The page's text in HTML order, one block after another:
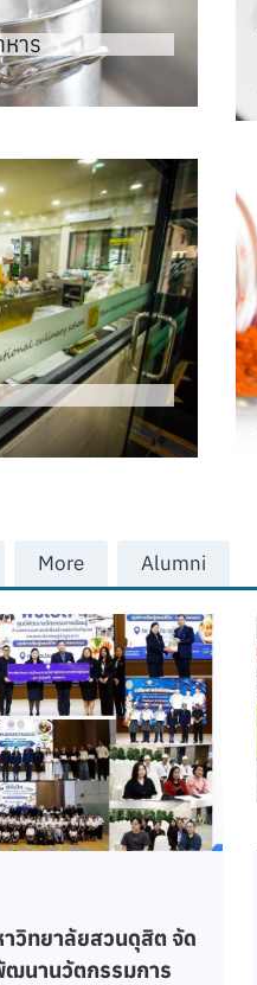
าร
More Alumni
ร์แห่งประเทศไทย
มการอำนวยการ